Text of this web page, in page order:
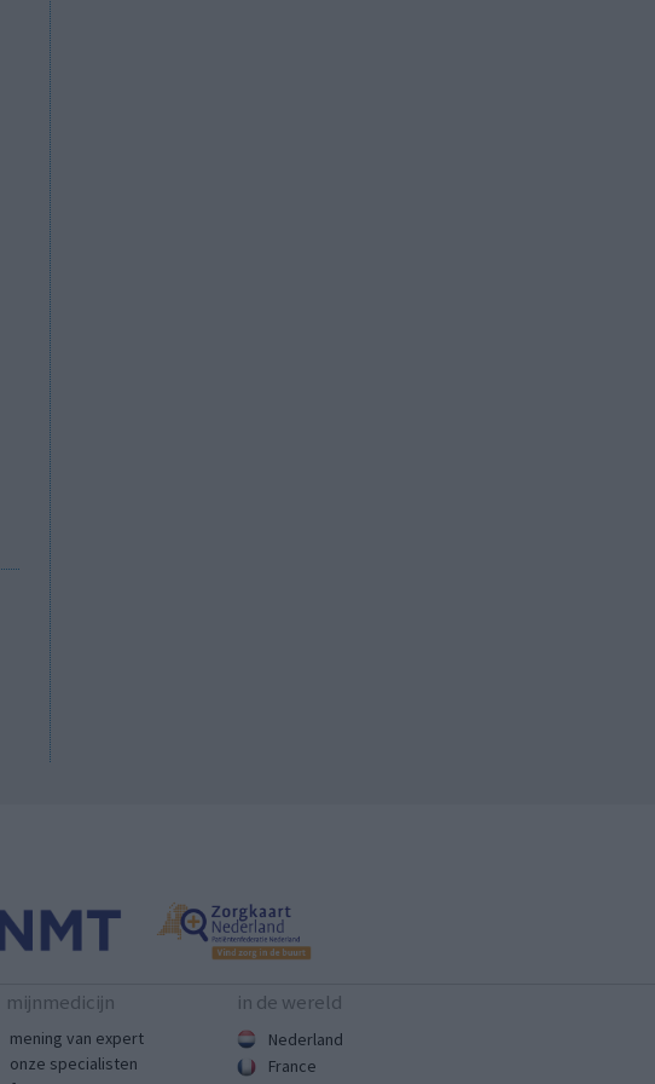
mijnmedicijn
mening van expert
onze specialisten
in de wereld
Nederland
France